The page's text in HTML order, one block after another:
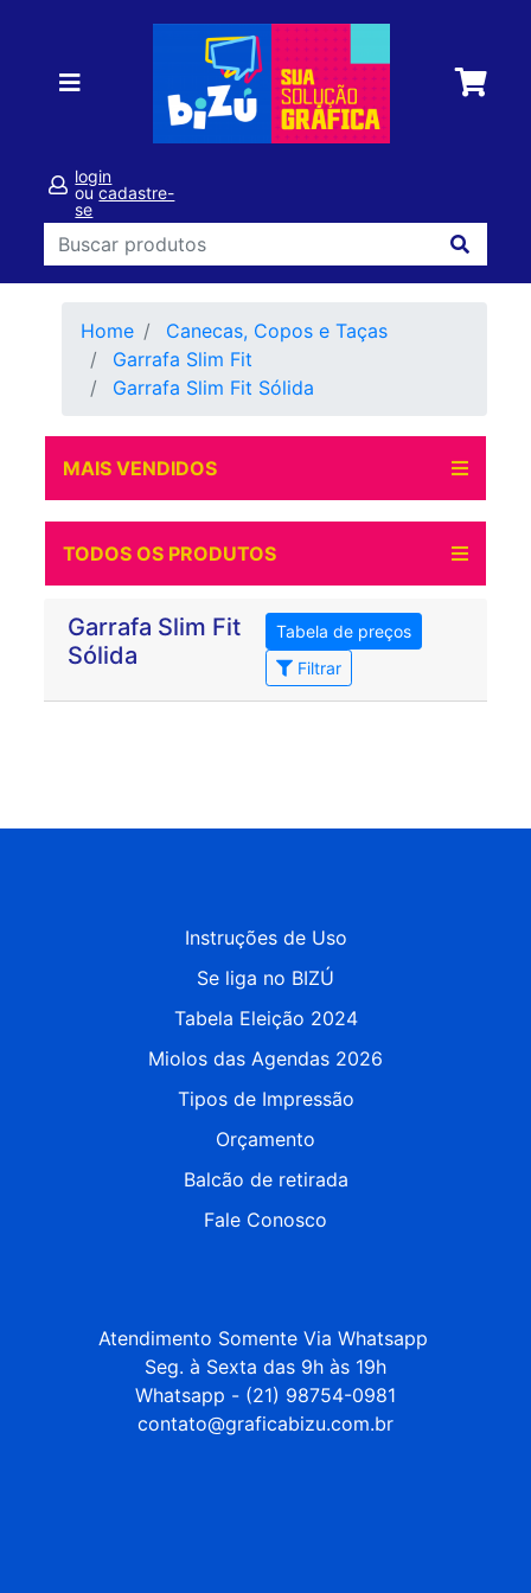
login
oucadastre-
se
Home
Canecas, Copos e Taças
Garrafa Slim Fit
Garrafa Slim Fit Sólida
MAIS VENDIDOS
TODOS OS PRODUTOS
Garrafa Slim Fit
Sólida
Tabela de preços
Filtrar
Instruções de Uso
Se liga no BIZÚ
Tabela Eleição 2024
Miolos das Agendas 2026
Tipos de Impressão
Orçamento
Balcão de retirada
Fale Conosco
Atendimento Somente Via Whatsapp
Seg. à Sexta das 9h às 19h
Whatsapp - (21) 98754-0981
contato@graficabizu.com.br